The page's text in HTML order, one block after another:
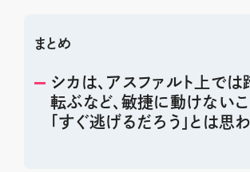
まとめ
シカは、アスファルト上では
転ぶなど、敏捷に動けないこ
「すぐ逃げるだろう」とは思